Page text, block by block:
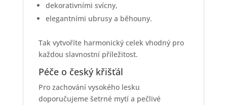
dekorativními svícny,
elegantními ubrusy a běhouny.
Tak vytvoříte harmonický celek vhodný pro
každou slavnostní příležitost.
Péče o český křišťál
Pro zachování vysokého lesku
doporučujeme šetrné mytí a pečlivé